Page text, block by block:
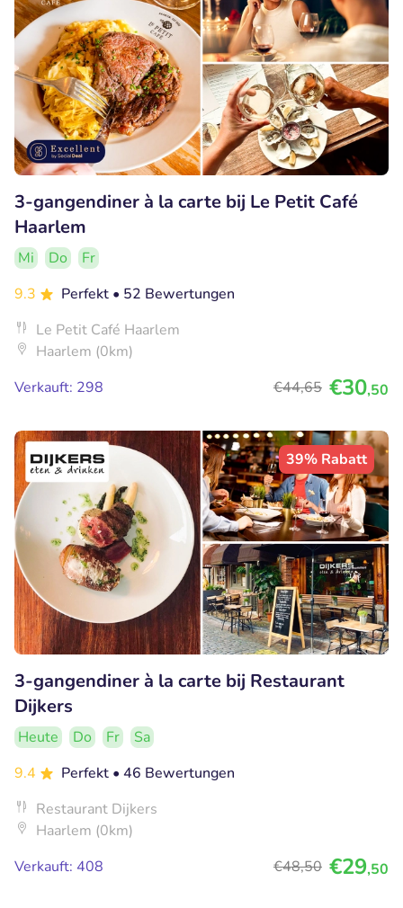
3-gangendiner à la carte bij Le Petit Café
Haarlem
Mi Do
Fr
9.3
Perfekt • 52 Bewertungen
Le Petit Café Haarlem
Haarlem (0km)
Verkauft: 298
€44,65 €30,50
39% Rabatt
3-gangendiner à la carte bij Restaurant
Dijkers
Heute Do Fr
Sa
9.4
Perfekt • 46 Bewertungen
Restaurant Dijkers
Haarlem (0km)
Verkauft: 408
€48,50 €29,50